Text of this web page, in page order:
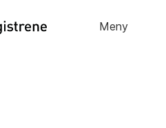
til
Meny